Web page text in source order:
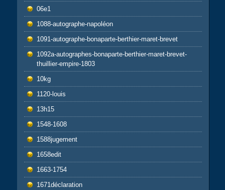
06e1
1088-autographe-napoléon
1091-autographe-bonaparte-berthier-maret-brevet
1092a-autographes-bonaparte-berthier-maret-brevet-
thuillier-empire-1803
10kg
1120-louis
13h15
1548-1608
1588jugement
1658edit
1663-1754
1671déclaration